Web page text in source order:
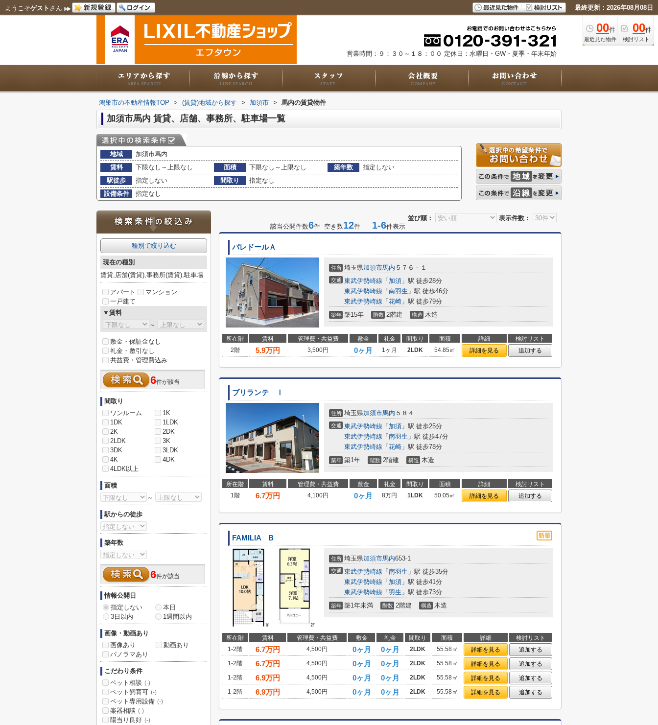
ようこそゲスト さん 最終更新：2026年08月08日
00件
最近見た物件
00件
検討リスト
営業時間：９：３０～１８：００ 定休日：水曜日・GW・夏季・年末年始
鴻巣市の不動産情報TOP > (賃貸)地域から探す > 加須市 > 馬内の賃貸物件
加須市馬内 賃貸、店舗、事務所、駐車場一覧
地域
加須市馬内
賃料
下限なし～上限なし 面積 下限なし～上限なし 築年数
指定しない
駅徒歩
指定しない 間取り
指定なし
設備条件
指定なし
並び順：
表示件数：
該当公開件数6件 空き数12件 1-6件表示
パレドールＡ
住所 埼玉県加須市馬内 ５７６－１
交通 東武伊勢崎線 「 加須 」駅 徒歩28分
東武伊勢崎線 「 南羽生 」駅 徒歩46分
東武伊勢崎線 「 花崎 」駅 徒歩79分
築年 築15年 階数 2階建 構造 木造
所在階 賃料 管理費・共益費 敷金 礼金 間取り 面積 詳細
検討リスト
2階
5.9万円 3,500円 0ヶ月 1ヶ月 2LDK 54.85㎡ 詳細を見る 追加する
ブリランテ Ⅰ
住所 埼玉県加須市馬内 ５８４
交通 東武伊勢崎線 「 加須 」駅 徒歩25分
東武伊勢崎線 「 南羽生 」駅 徒歩47分
東武伊勢崎線 「 花崎 」駅 徒歩78分
築年 築1年 階数 2階建 構造 木造
所在階 賃料 管理費・共益費 敷金 礼金 間取り 面積 詳細
検討リスト
1階
6.7万円 4,100円 0ヶ月 8万円 1LDK 50.05㎡ 詳細を見る 追加する
FAMILIA B
住所 埼玉県加須市馬内653-1
交通 東武伊勢崎線 「 南羽生 」駅 徒歩35分
東武伊勢崎線 「 加須 」駅 徒歩41分
東武伊勢崎線 「 羽生 」駅 徒歩73分
築年 築1年未満 階数 2階建 構造 木造
所在階 賃料 管理費・共益費 敷金 礼金 間取り 面積 詳細
検討リスト
1-2階
6.7万円 4,500円 0ヶ月 0ヶ月 2LDK 55.58㎡ 詳細を見る
追加する
1-2階
6.7万円 4,500円 0ヶ月 0ヶ月 2LDK 55.58㎡ 詳細を見る
追加する
1-2階
6.9万円 4,500円 0ヶ月 0ヶ月 2LDK 55.58㎡ 詳細を見る
追加する
1-2階
6.9万円 4,500円 0ヶ月 0ヶ月 2LDK 55.58㎡ 詳細を見る 追加する
種別で絞り込む
現在の種別
賃貸,店舗(賃貸),事務所(賃貸),駐車場
アパート
マンション
一戸建て
▼賃料
～
敷金・保証金なし
礼金・敷引なし
共益費・管理費込み
6件が該当
間取り
ワンルーム
1K
1DK
1LDK
2K
2DK
2LDK
3K
3DK
3LDK
4K
4DK
4LDK以上
面積
～
駅からの徒歩
築年数
6件が該当
情報公開日
指定しない
本日
3日以内
1週間以内
画像・動画あり
画像あり
動画あり
パノラマあり
こだわり条件
ペット相談 (-)
ペット飼育可 (-)
ペット専用設備 (-)
楽器相談 (-)
陽当り良好 (-)